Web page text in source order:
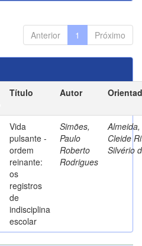
Anterior 1 Próximo
Título Autor
Vida
pulsante -
ordem
reinante:
os
registros
de
indisciplina
escolar
Simões,
Paulo
Roberto
Rodrigues
Almeida,
Cleide
Silvério